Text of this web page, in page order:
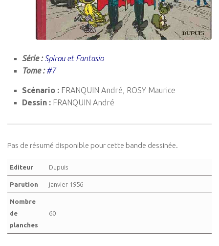
Série : Spirou et Fantasio
Tome :#7
Scénario : FRANQUIN André, ROSY Maurice
Dessin : FRANQUIN André
Pas de résumé disponible pour cette bande dessinée.
Editeur Dupuis
Parution janvier 1956
Nombre
de
planches
60